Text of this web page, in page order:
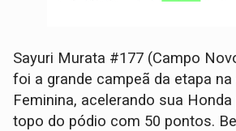
Sayuri Murata #177 (Campo
foi a grande campeã da etapa
Feminina, acelerando sua
topo do pódio com 50 pontos.